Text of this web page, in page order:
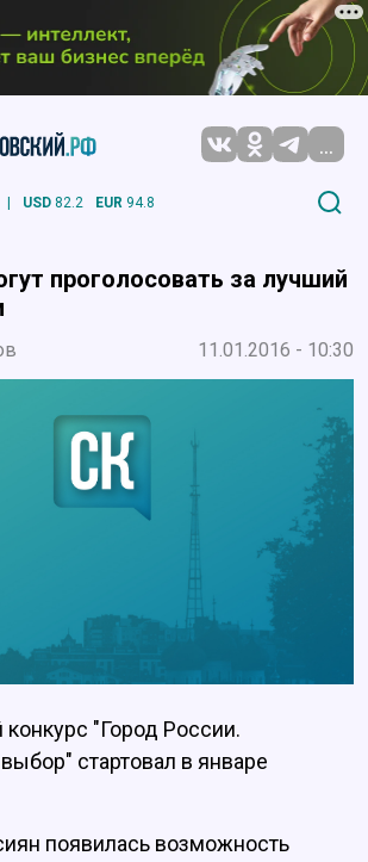
...
| USD 82.2 EUR 94.8
проголосовать за лучший
11.01.2016 - 10:30
"Город России.
стартовал в январе
появилась возможность